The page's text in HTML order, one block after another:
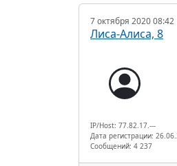
7 октября 2020 08:42
Лиса-Алиса, 8
IP/Host: 77.82.17.---
Дата регистрации:
Сообщений: 4 237